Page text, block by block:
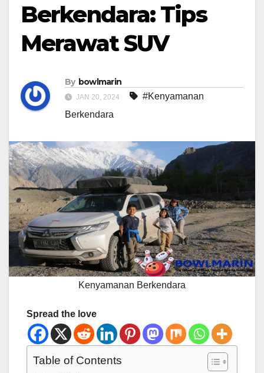
Berkendara: Tips
Merawat SUV
By bowlmarin
JAN 20, 2024
#Kenyamanan
Berkendara
Kenyamanan Berkendara
Spread the love
Table of Contents